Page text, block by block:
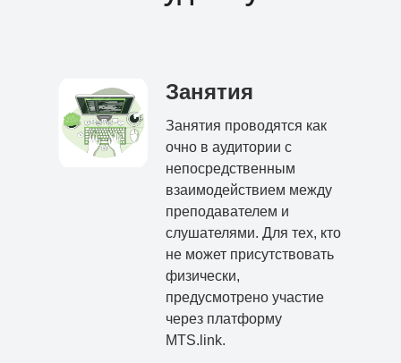
Занятия
Занятия проводятся как
очно в аудитории с
непосредственным
взаимодействием между
преподавателем и
слушателями. Для тех, кто
не может присутствовать
физически,
предусмотрено участие
через платформу
MTS.link.